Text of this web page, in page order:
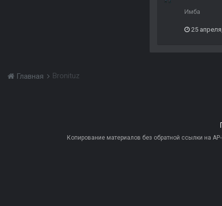
Имба
25
Главная Bronituz
Копирование материалов без обратной ссылки на